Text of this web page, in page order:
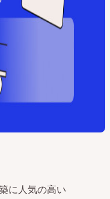
に人気の高い